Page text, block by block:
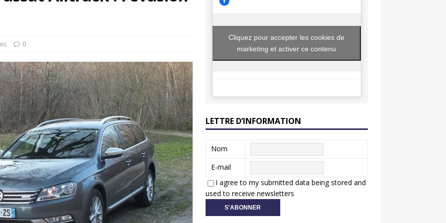
reprennent bientôt…
0
Cliquez pour accepter les cookies de
marketing et activer ce contenu
LETTRE D’INFORMATION
Nom
E-mail
I agree to my submitted data being stored and
used to receive newsletters